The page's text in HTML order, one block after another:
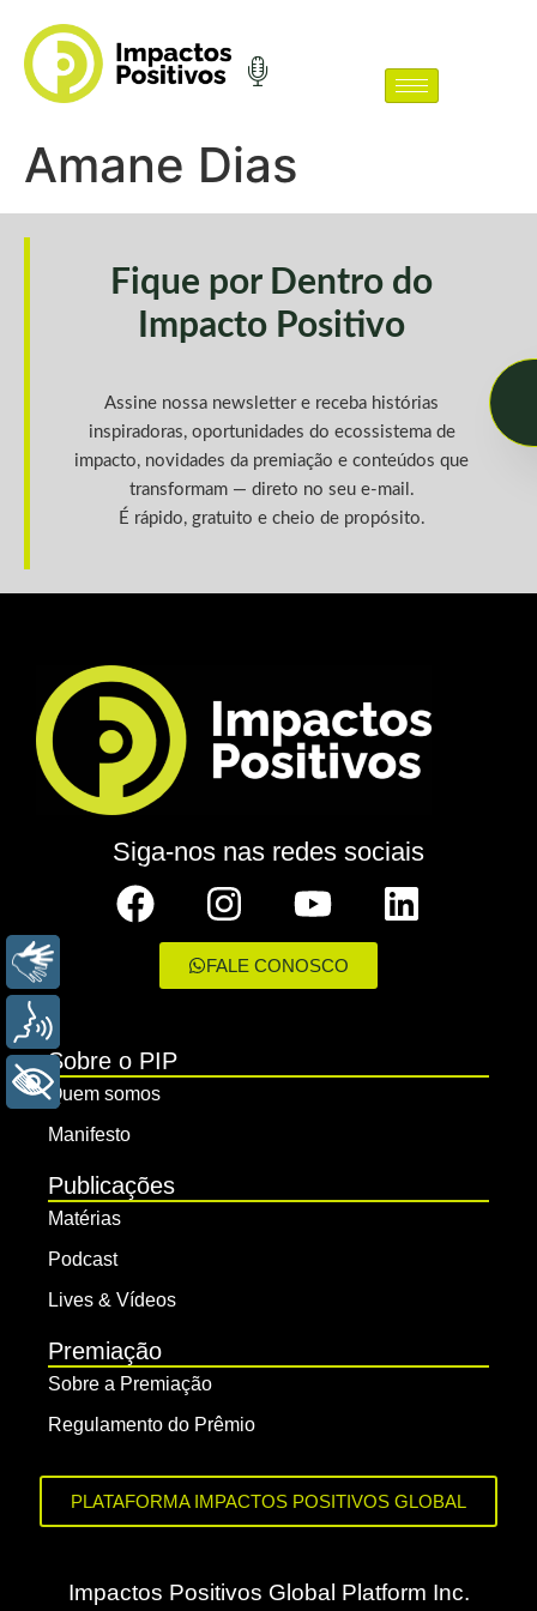
Amane Dias
Fique por Dentro do
Impacto Positivo
Assine nossa newsletter e receba histórias
inspiradoras, oportunidades do ecossistema de
impacto, novidades da premiação e conteúdos que
transformam — direto no seu e-mail.
É rápido, gratuito e cheio de propósito.
Siga-nos nas redes sociais
FALE CONOSCO
Sobre o PIP
Quem somos
Manifesto
Publicações
Matérias
Podcast
Lives & Vídeos
Premiação
Sobre a Premiação
Regulamento do Prêmio
PLATAFORMA IMPACTOS POSITIVOS GLOBAL
Impactos Positivos Global Platform Inc.
+ ACESSIBILIDADE